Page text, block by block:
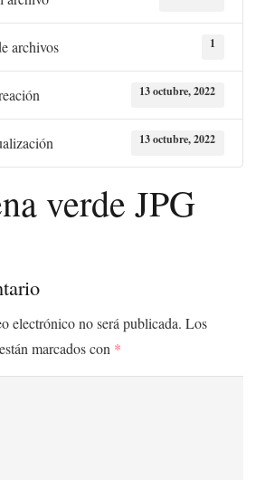
archivos 1
13 octubre, 2022
13 octubre, 2022
verde JPG
electrónico no será publicada. Los
marcados con *